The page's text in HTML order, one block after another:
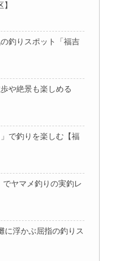
釣りスポット「福吉
や絶景も楽しめる
で釣りを楽しむ【福
ヤマメ釣りの実釣レ
に浮かぶ屈指の釣りス